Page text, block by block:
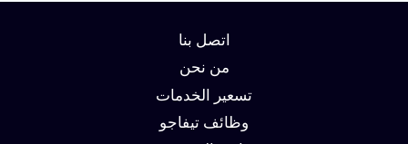
اتصل بنا
من نحن
تسعير الخدمات
وظائف تيفاجو